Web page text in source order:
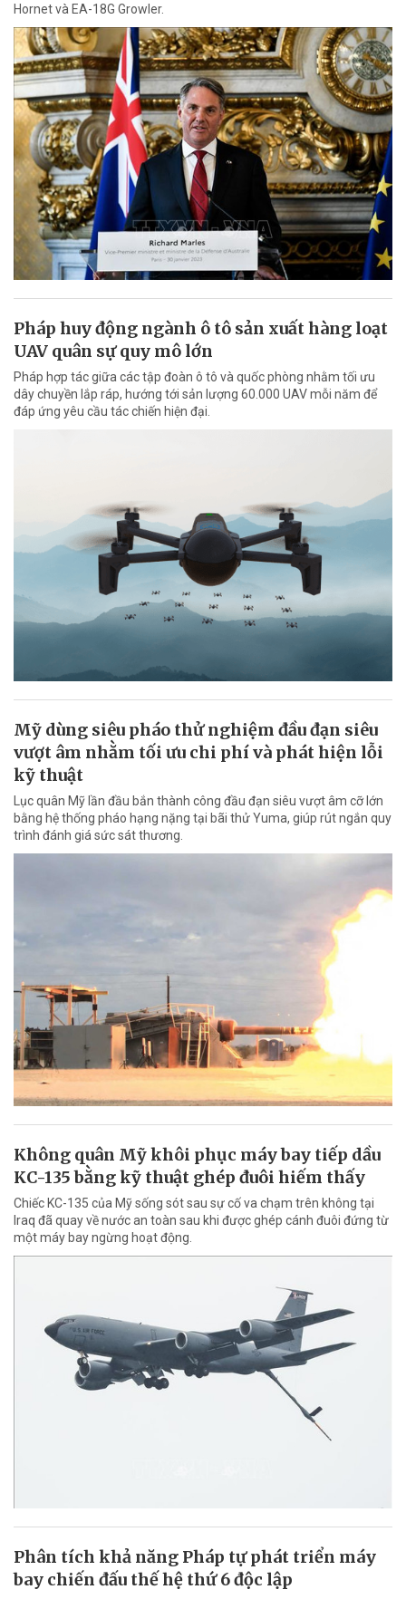
Hornet và EA-18G Growler.
Pháp huy động ngành ô tô sản xuất hàng loạt
UAV quân sự quy mô lớn
Pháp hợp tác giữa các tập đoàn ô tô và quốc phòng nhằm tối ưu
dây chuyền lắp ráp, hướng tới sản lượng 60.000 UAV mỗi năm để
đáp ứng yêu cầu tác chiến hiện đại.
Mỹ dùng siêu pháo thử nghiệm đầu đạn siêu
vượt âm nhằm tối ưu chi phí và phát hiện lỗi
kỹ thuật
Lục quân Mỹ lần đầu bắn thành công đầu đạn siêu vượt âm cỡ lớn
bằng hệ thống pháo hạng nặng tại bãi thử Yuma, giúp rút ngắn quy
trình đánh giá sức sát thương.
Không quân Mỹ khôi phục máy bay tiếp dầu
KC-135 bằng kỹ thuật ghép đuôi hiếm thấy
Chiếc KC-135 của Mỹ sống sót sau sự cố va chạm trên không tại
Iraq đã quay về nước an toàn sau khi được ghép cánh đuôi đứng từ
một máy bay ngừng hoạt động.
Phân tích khả năng Pháp tự phát triển máy
bay chiến đấu thế hệ thứ 6 độc lập